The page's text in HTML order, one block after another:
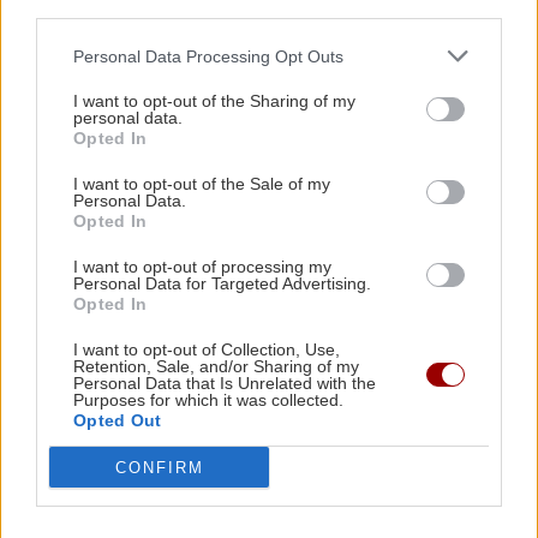
Personal Data Processing Opt Outs
I want to opt-out of the Sharing of my
personal data.
Opted In
I want to opt-out of the Sale of my
Personal Data.
Opted In
I want to opt-out of processing my
Personal Data for Targeted Advertising.
Opted In
I want to opt-out of Collection, Use,
Retention, Sale, and/or Sharing of my
Personal Data that Is Unrelated with the
Purposes for which it was collected.
Opted Out
CONFIRM
«Μοιάζει με μια από τις δέκα πληγές του
Φαραώ» (βίντεο)
09:25
ΚΡΗΤΗ
Σητεία: Σε ύφεση η μεγάλη πυρκαγιά -
Σταμάτησαν τα εναέρια μέσα
ΚΡΗΤΗ
Ηράκλειο: Πώς 100.000 ευρώ χάθηκαν μέσα σε
λίγες ώρες...
09:09
ΚΡΗΤΗ
Αμμουδάρα: Τα γενέθλια που έγιναν
μνημόσυνο – "Λύγισαν και οι πέτρες" για τον
21χρονο Νικήτα
Όλες οι ειδήσεις
ΠΕΡΙΣΣΟΤΕΡΑ
ΚΡΗΤΗ